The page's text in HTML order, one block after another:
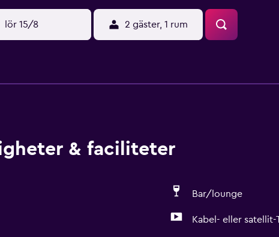
lör 15/8 2 gäster, 1 rum
& faciliteter
Bar/lounge
Kabel- eller satellit-